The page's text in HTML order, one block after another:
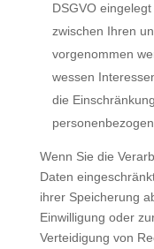
DSGVO
zwischen Ihren
vorgenommen
wessen
die
Wenn Sie die
Daten
ihrer Speicherung
Einwilligung oder
Verteidigung von